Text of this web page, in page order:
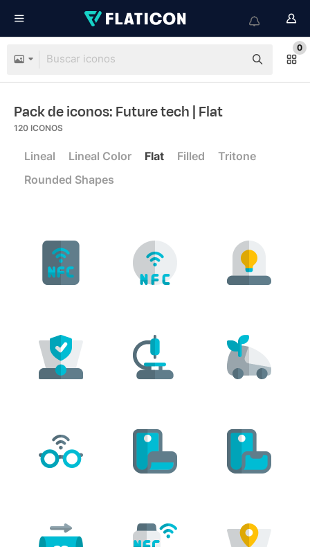
0
Pack de iconos: Future tech | Flat
120 ICONOS
Lineal Lineal Color Flat Filled
Tritone
Rounded Shapes